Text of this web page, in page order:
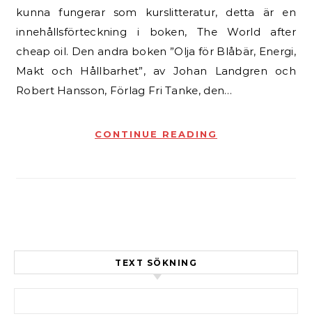
kunna fungerar som kurslitteratur, detta är en
innehållsförteckning i boken, The World after
cheap oil. Den andra boken ”Olja för Blåbär, Energi,
Makt och Hållbarhet”, av Johan Landgren och
Robert Hansson, Förlag Fri Tanke, den…
CONTINUE READING
TEXT SÖKNING